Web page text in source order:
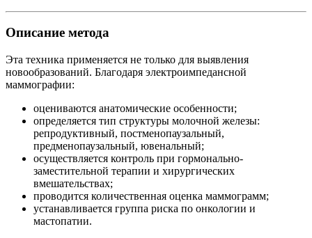
Описание метода
Эта техника применяется не только для выявления
новообразований. Благодаря электроимпедансной
маммографии:
оцениваются анатомические особенности;
определяется тип структуры молочной железы:
репродуктивный, постменопаузальный,
предменопаузальный, ювенальный;
осуществляется контроль при гормонально-
заместительной терапии и хирургических
вмешательствах;
проводится количественная оценка маммограмм;
устанавливается группа риска по онкологии и
мастопатии.